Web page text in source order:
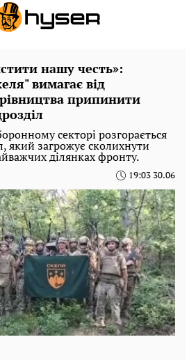
нашу честь»:
вимагає від
припинити
секторі розгорається
який загрожує сколихнути
ділянках фронту.
19:03 30.06